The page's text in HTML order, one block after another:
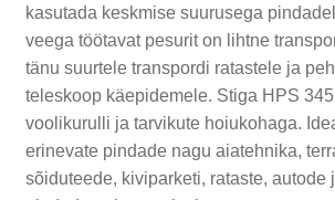
kasutada keskmise suurusega
veega töötavat pesurit on lihtne
tänu suurtele transpordi ratastele ja
teleskoop käepidemele. Stiga HPS
voolikurulli ja tarvikute hoiukohaga.
erinevate pindade nagu aiatehnika,
sõiduteede, kiviparketi, rataste, autode